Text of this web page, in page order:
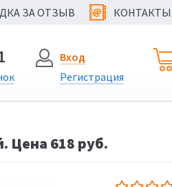
ЗА ОТЗЫВ @ КОНТАКТЫ
Вход
Регистрация
Цена 618 руб.